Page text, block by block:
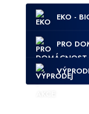
EKO -
PRO